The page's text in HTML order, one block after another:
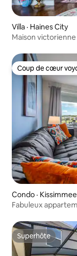
Villa · Haines City
Maison
Coup de cœur
Coup de cœur
Condo · Kissimmee
Fabuleux
Superhôte
Superhôte